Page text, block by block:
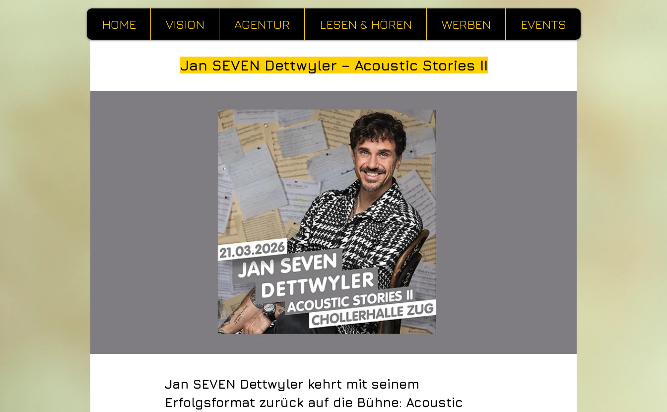
HOME VISION AGENTUR LESEN & HÖREN WERBEN EVENTS
Jan SEVEN Dettwyler – Acoustic Stories II
Jan SEVEN Dettwyler kehrt mit seinem
Erfolgsformat zurück auf die Bühne: Acoustic